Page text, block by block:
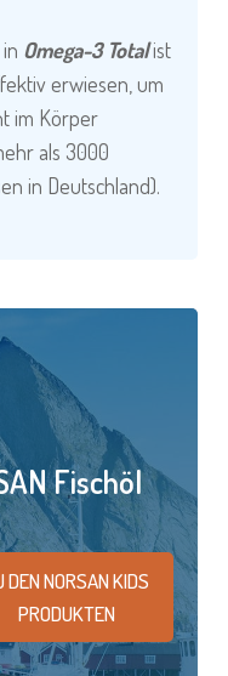
Omega-3 Totalist
erwiesen, um
im Körper
als 3000
in Deutschland).
Fischöl
DEN NORSAN KIDS
PRODUKTEN